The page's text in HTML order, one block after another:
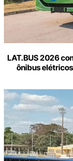
LAT.BUS 2026
ônibus